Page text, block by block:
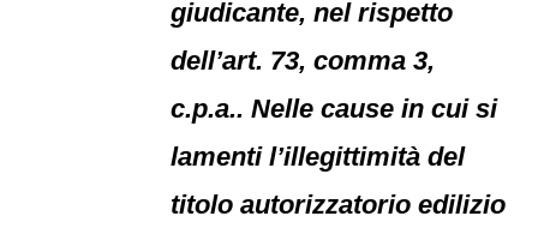
giudicante, nel rispetto
dell’art. 73, comma 3,
c.p.a.. Nelle cause in cui si
lamenti l’illegittimità del
titolo autorizzatorio edilizio